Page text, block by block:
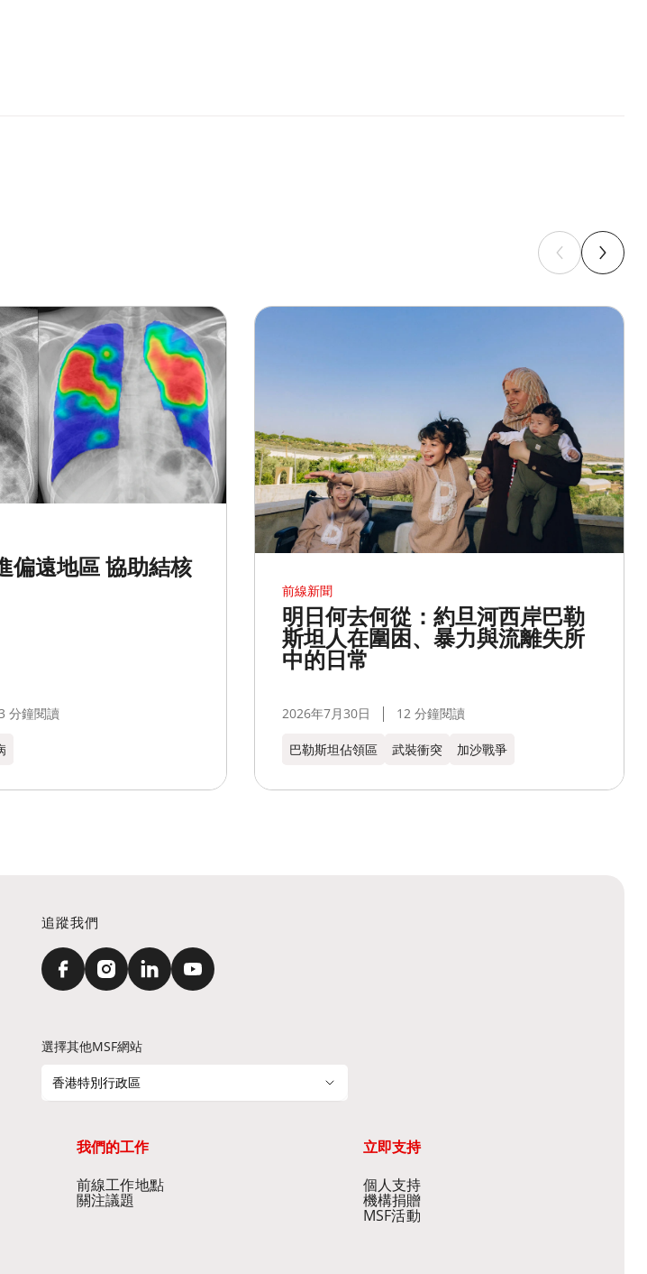
偏遠地區 協助結核
分鐘閱讀
前線新聞
明日何去何從：約旦河西岸巴勒
斯坦人在圍困、暴力與流離失所
中的日常
2026年7月30日 12 分鐘閱讀
巴勒斯坦佔領區 武裝衝突 加沙戰爭
追蹤我們
選擇其他MSF網站
香港特別行政區
我們的工作
前線工作地點​
關注議題
立即支持
個人支持
機構捐贈
MSF活動